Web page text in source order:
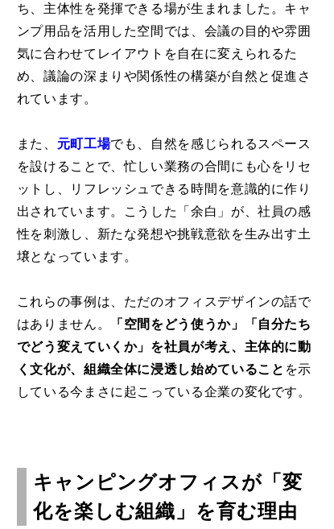
ち、主体性を発揮できる場が生まれました。キャ
ンプ用品を活用した空間では、会議の目的や雰囲
気に合わせてレイアウトを自在に変えられるた
め、議論の深まりや関係性の構築が自然と促進さ
れています。
また、 元町工場でも、自然を感じられるスペース
を設けることで、忙しい業務の合間にも心をリセ
ットし、リフレッシュできる時間を意識的に作り
出されています。こうした「余白」が、社員の感
性を刺激し、新たな発想や挑戦意欲を生み出す土
壌となっています。
これらの事例は、ただのオフィスデザインの話で
はありません。
「空間をどう使うか」「自分たち
でどう変えていくか」を社員が考え、主体的に動
く文化が、組織全体に浸透し始めていること を示
している今まさに起こっている企業の変化です。
キャンピングオフィスが「変
化を楽しむ組織」を育む理由